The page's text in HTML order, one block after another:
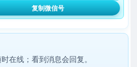
复制微信号
在线；看到消息会回复。